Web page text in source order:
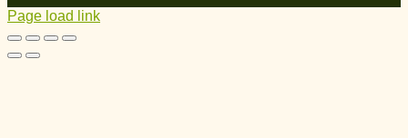
Page load link